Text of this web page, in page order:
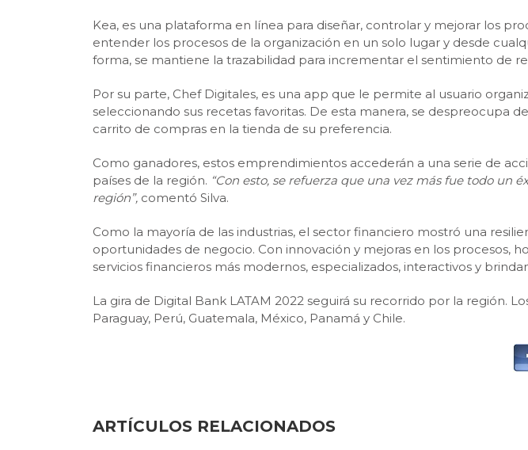
Kea, es una plataforma en línea para diseñar, controlar y mejorar los
entender los procesos de la organización en un solo lugar y desde
forma, se mantiene la trazabilidad para incrementar el sentimiento de
Por su parte, Chef Digitales, es una app que le permite al usuario
seleccionando sus recetas favoritas. De esta manera, se despreocupa
carrito de compras en la tienda de su preferencia.
Como ganadores, estos emprendimientos accederán a una serie de
países de la región. “Con esto, se refuerza que una vez más fue todo un
región”, comentó Silva.
Como la mayoría de las industrias, el sector financiero mostró una
oportunidades de negocio. Con innovación y mejoras en los procesos,
servicios financieros más modernos, especializados, interactivos y
La gira de Digital Bank LATAM 2022 seguirá su recorrido por la región.
Paraguay, Perú, Guatemala, México, Panamá y Chile.
ARTÍCULOS RELACIONADOS